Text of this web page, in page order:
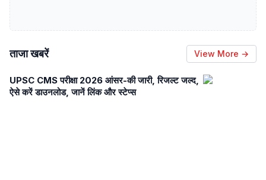
ताजा खबरें View More →
UPSC CMS परीक्षा 2026 आंसर-की जारी, रिजल्ट जल्द,
ऐसे करें डाउनलोड, जानें लिंक और स्टेप्स